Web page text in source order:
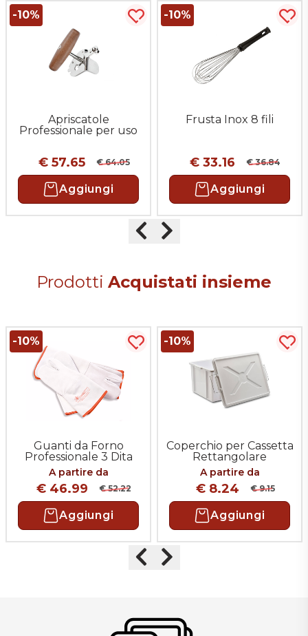
più tardi
Apriscatole
Professionale per uso
-10%
€ 57.65 € 64.05
Aggiungi
Acquista più tardi
Frusta Inox 8 fili
-10%
€ 33.16 € 36.84
Aggiungi
Prodotti Acquistati insieme
più tardi
Guanti da Forno
Professionale 3 Dita
A partire da
-10%
€ 46.99 € 52.22
Aggiungi
Acquista più tardi
Coperchio per Cassetta
Rettangolare
A partire da
-10%
€ 8.24 € 9.15
Aggiungi